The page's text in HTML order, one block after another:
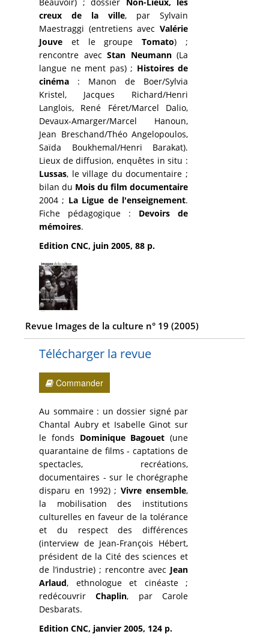
creux de la ville, par Sylvain
Maestraggi (entretiens avecValérie
Jouve et le groupeTomato) ;
rencontre avecStan Neumann(La
langue ne ment pas) ; Histoires de
cinéma : Manon de Boer/Sylvia
Kristel, Jacques Richard/Henri
Langlois, René Féret/Marcel Dalio,
Devaux-Amarger/Marcel Hanoun,
Jean Breschand/Théo Angelopoulos,
Saïda Boukhemal/Henri Barakat).
Lieux de diffusion, enquêtes in situ :
Lussas, le village du documentaire ;
bilan du Mois du film documentaire
2004 ; La Ligue de l'enseignement.
Fiche pédagogique : Devoirs de
mémoires.
Edition CNC, juin 2005, 88 p.
Revue Images de la culture n° 19 (2005)
Télécharger la revue
Commander
Au sommaire : un dossier signé par
Chantal Aubry et Isabelle Ginot sur
le fonds Dominique Bagouet(une
quarantaine de films - captations de
spectacles, recréations,
documentaires - sur le chorégraphe
disparu en 1992) ;Vivre ensemble,
la mobilisation des institutions
culturelles en faveur de la tolérance
et du respect des différences
(interview de Jean-François Hébert,
président de la Cité des sciences et
de l’industrie) ; rencontre avec Jean
Arlaud, ethnologue et cinéaste ;
redécouvrirChaplin, par Carole
Desbarats.
Edition CNC, janvier 2005, 124 p.